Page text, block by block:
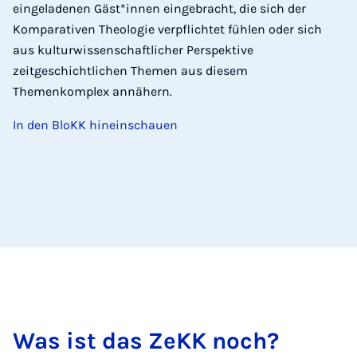
eingeladenen Gäst*innen eingebracht, die sich der
Komparativen Theologie verpflichtet fühlen oder sich
aus kulturwissenschaftlicher Perspektive
zeitgeschichtlichen Themen aus diesem
Themenkomplex annähern.
In den BloKK hineinschauen
Was ist das ZeKK noch?